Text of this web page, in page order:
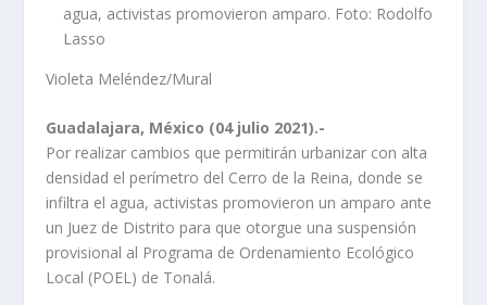
agua, activistas promovieron amparo. Foto: Rodolfo
Lasso
Violeta Meléndez/Mural
Guadalajara, México (04 julio 2021).-
Por realizar cambios que permitirán urbanizar con alta
densidad el perímetro del Cerro de la Reina, donde se
infiltra el agua, activistas promovieron un amparo ante
un Juez de Distrito para que otorgue una suspensión
provisional al Programa de Ordenamiento Ecológico
Local (POEL) de Tonalá.